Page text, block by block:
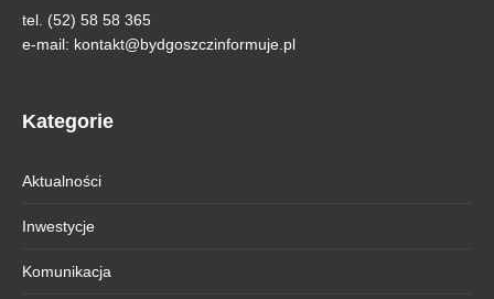
tel. (52) 58 58 365
e-mail: kontakt@bydgoszczinformuje.pl
Kategorie
Aktualności
Inwestycje
Komunikacja